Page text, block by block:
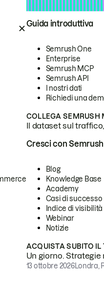
Guida introduttiva
Semrush One
Enterprise
Semrush MCP
Semrush API
I nostri dati
Richiedi una
COLLEGA SEMRUSH
Il dataset sul
Cresci con Semrush
Blog
Knowledge Base
Academy
Casi di successo
Indice di visibilità
Webinar
Notizie
ACQUISTA SUBITO IL
Un giorno.
13 ottobre 2026Londra,